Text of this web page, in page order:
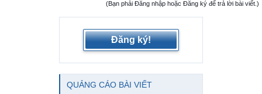
(Bạn phải Đăng nhập hoặc Đăng ký để trả lời bài viết.)
Đăng ký!
QUẢNG CÁO BÀI VIẾT